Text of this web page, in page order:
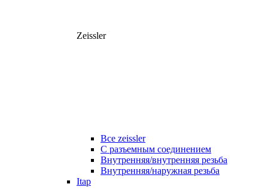
Zeissler
Все zeissler
С разъемным соединением
Внутренняя/внутренняя резьба
Внутренняя/наружная резьба
Itap